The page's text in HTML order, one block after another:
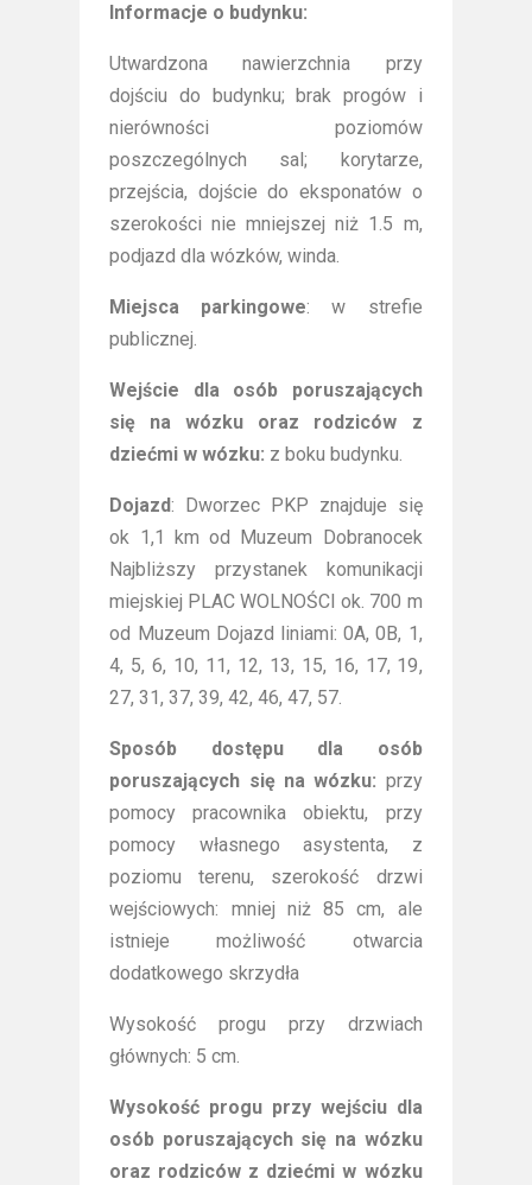
Informacje o budynku:
Utwardzona nawierzchnia przy
dojściu do budynku; brak progów i
nierówności poziomów
poszczególnych sal; korytarze,
przejścia, dojście do eksponatów o
szerokości nie mniejszej niż 1.5 m,
podjazd dla wózków, winda.
Miejsca parkingowe: w strefie
publicznej.
Wejście dla osób poruszających
się na wózku oraz rodziców z
dziećmi w wózku: z boku budynku.
Dojazd: Dworzec PKP znajduje się
ok 1,1 km od Muzeum Dobranocek
Najbliższy przystanek komunikacji
miejskiej PLAC WOLNOŚCI ok. 700 m
od Muzeum Dojazd liniami: 0A, 0B, 1,
4, 5, 6, 10, 11, 12, 13, 15, 16, 17, 19,
27, 31, 37, 39, 42, 46, 47, 57.
Sposób dostępu dla osób
poruszających się na wózku: przy
pomocy pracownika obiektu, przy
pomocy własnego asystenta, z
poziomu terenu, szerokość drzwi
wejściowych: mniej niż 85 cm, ale
istnieje możliwość otwarcia
dodatkowego skrzydła
Wysokość progu przy drzwiach
głównych: 5 cm.
Wysokość progu przy wejściu dla
osób poruszających się na wózku
oraz rodziców z dziećmi w wózku